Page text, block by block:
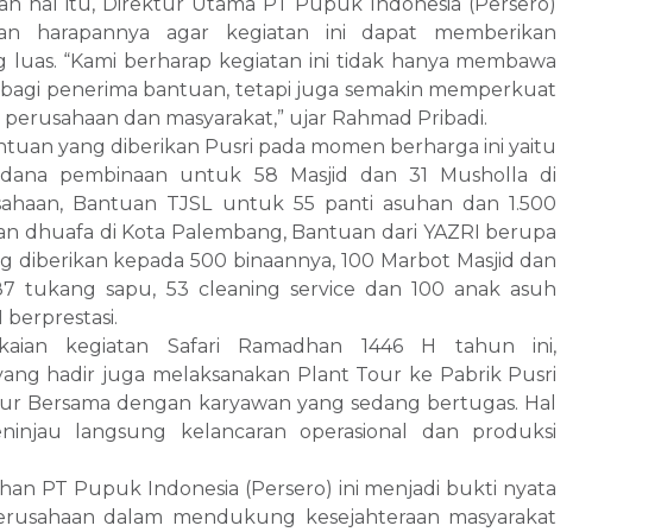
harapannya agar kegiatan ini dapat memberikan
luas. “Kami berharap kegiatan ini tidak hanya membawa
bagi penerima bantuan, tetapi juga semakin memperkuat
dan masyarakat,” ujar Rahmad Pribadi.
yang diberikan Pusri pada momen berharga ini yaitu
pembinaan untuk 58 Masjid dan 31 Musholla di
Bantuan TJSL untuk 55 panti asuhan dan 1.500
dhuafa di Kota Palembang, Bantuan dari YAZRI berupa
diberikan kepada 500 binaannya, 100 Marbot Masjid dan
tukang sapu, 53 cleaning service dan 100 anak asuh
berprestasi.
kegiatan Safari Ramadhan 1446 H tahun ini,
hadir juga melaksanakan Plant Tour ke Pabrik Pusri
Bersama dengan karyawan yang sedang bertugas. Hal
langsung kelancaran operasional dan produksi
PT Pupuk Indonesia (Persero) ini menjadi bukti nyata
dalam mendukung kesejahteraan masyarakat